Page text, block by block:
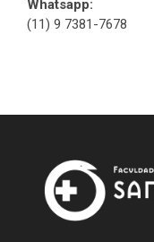
Whatsapp:
(11) 9 7381-7678